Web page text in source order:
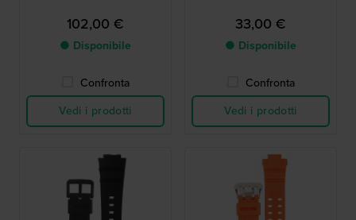
102,00 €
● Disponibile
Confronta
Vedi i prodotti
33,00 €
● Disponibile
Confronta
Vedi i prodotti